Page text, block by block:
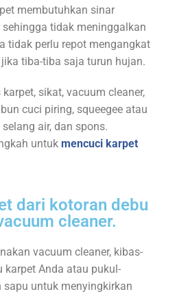
membutuhkan sinar
tidak meninggalkan
tidak perlu repot mengangkat
tiba-tiba saja turun hujan.
sikat, vacuum cleaner,
cuci piring, squeegee atau
air, dan spons.
untuk mencuci karpet
dari kotoran debu
cleaner.
vacuum cleaner, kibas-
karpet Anda atau pukul-
untuk menyingkirkan